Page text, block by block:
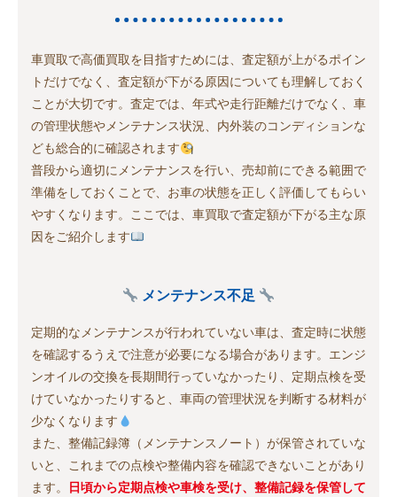
車買取で高価買取を目指すためには、査定額が上がるポイン
トだけでなく、査定額が下がる原因についても理解しておく
ことが大切です。査定では、年式や走行距離だけでなく、車
の管理状態やメンテナンス状況、内外装のコンディションな
ども総合的に確認されます
普段から適切にメンテナンスを行い、売却前にできる範囲で
準備をしておくことで、お車の状態を正しく評価してもらい
やすくなります。ここでは、車買取で査定額が下がる主な原
因をご紹介します
メンテナンス不足
定期的なメンテナンスが行われていない車は、査定時に状態
を確認するうえで注意が必要になる場合があります。エンジ
ンオイルの交換を長期間行っていなかったり、定期点検を受
けていなかったりすると、車両の管理状況を判断する材料が
少なくなります
また、整備記録簿（メンテナンスノート）が保管されていな
いと、これまでの点検や整備内容を確認できないことがあり
ます。
日頃から定期点検や車検を受け、整備記録を保管して